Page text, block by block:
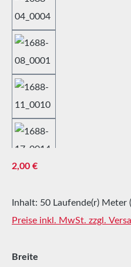
Regulärer Preis:
2,00 €
Inhalt: 50 Laufende(r) Meter
Preise inkl. MwSt. zzgl.
Breite